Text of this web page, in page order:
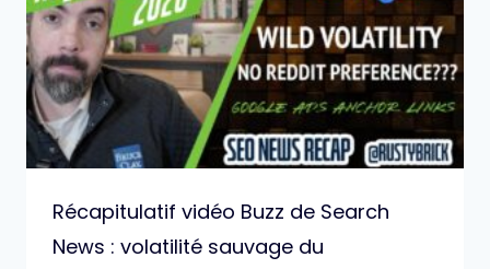
Récapitulatif vidéo Buzz de Search
News : volatilité sauvage du